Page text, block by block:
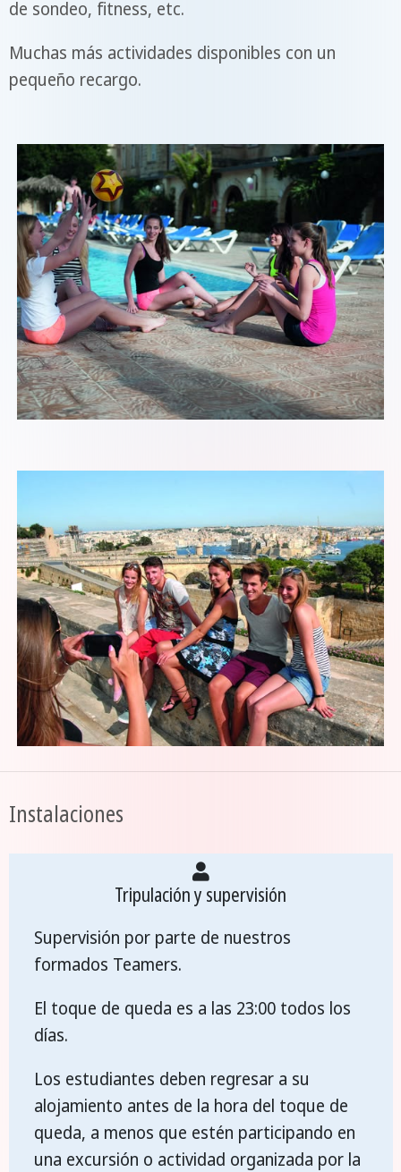
de sondeo, fitness, etc.
Muchas más actividades disponibles con un
pequeño recargo.
Instalaciones
Tripulación y supervisión
Supervisión por parte de nuestros
formados Teamers.
El toque de queda es a las 23:00 todos los
días.
Los estudiantes deben regresar a su
alojamiento antes de la hora del toque de
queda, a menos que estén participando en
una excursión o actividad organizada por la